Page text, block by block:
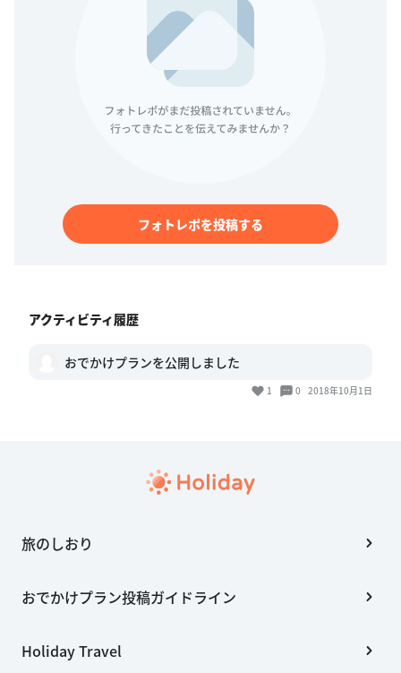
フォトレポを投稿する
アクティビティ履歴
おでかけプランを公開しました
1 0 2018年10月1日
旅のしおり
おでかけプラン投稿ガイドライン
Holiday Travel